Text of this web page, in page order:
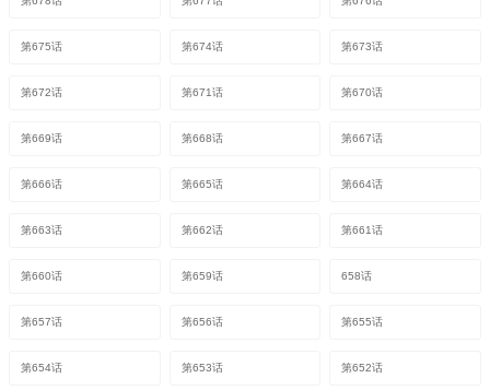
第675话 第674话 第673话
第672话 第671话 第670话
第669话 第668话 第667话
第666话 第665话 第664话
第663话 第662话 第661话
第660话 第659话 658话
第657话 第656话 第655话
第654话 第653话 第652话